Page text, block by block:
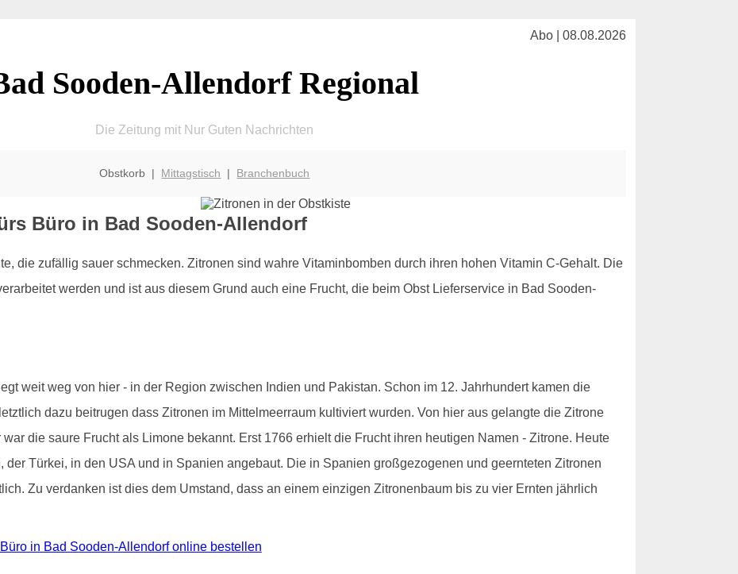
Abo | 08.08.2026
Sooden-Allendorf Regional
Die Zeitung mit Nur Guten Nachrichten
Obstkorb | Mittagstisch | Branchenbuch
Büro in Bad Sooden-Allendorf
die zufällig sauer schmecken. Zitronen sind wahre Vitaminbomben durch ihren hohen Vitamin C-Gehalt. Die
werden und ist aus diesem Grund auch eine Frucht, die beim Obst Lieferservice in Bad Sooden-
weit weg von hier - in der Region zwischen Indien und Pakistan. Schon im 12. Jahrhundert kamen die
dazu beitrugen dass Zitronen im Mittelmeerraum kultiviert wurden. Von hier aus gelangte die Zitrone
die saure Frucht als Limone bekannt. Erst 1766 erhielt die Frucht ihren heutigen Namen - Zitrone. Heute
der Türkei, in den USA und in Spanien angebaut. Die in Spanien großgezogenen und geernteten Zitronen
Zu verdanken ist dies dem Umstand, dass an einem einzigen Zitronenbaum bis zu vier Ernten jährlich
in Bad Sooden-Allendorf online bestellen